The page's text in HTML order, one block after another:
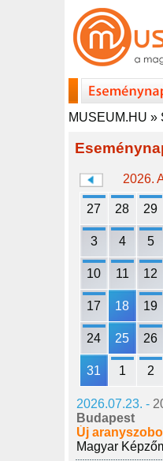
MUSEUM.HU »
2026.
27 28 29
3 4 5
10 11 12
17 18 19
24 25 26
31 1 2
2026.07.23. -
Budapest
Új
Magyar